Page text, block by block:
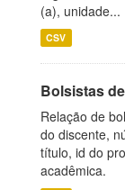
(a), unidade...
CSV
Bolsistas
Relação de
do discente,
título, id do
acadêmica.